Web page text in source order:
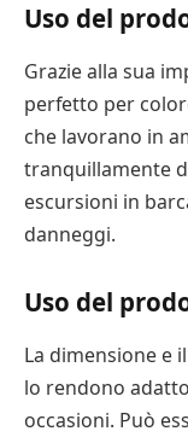
Uso del
Grazie alla sua
perfetto per
che lavorano in
tranquillamente
escursioni in
danneggi.
Uso del
La dimensione e
lo rendono
occasioni. Può